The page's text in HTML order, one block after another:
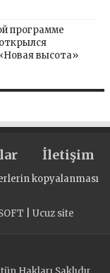
программе
высота»
İletişim
kopyalanması
Ucuz site